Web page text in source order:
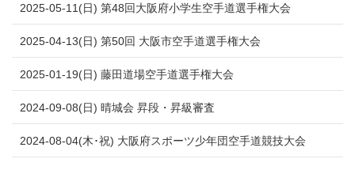
2025-05-11(日) 第48回大阪府小学生空手道選手権大会
2025-04-13(日) 第50回 大阪市空手道選手権大会
2025-01-19(日) 藤田道場空手道選手権大会
2024-09-08(日) 晴城会 昇段・昇級審査
2024-08-04(木･祝) 大阪府スポーツ少年団空手道競技大会